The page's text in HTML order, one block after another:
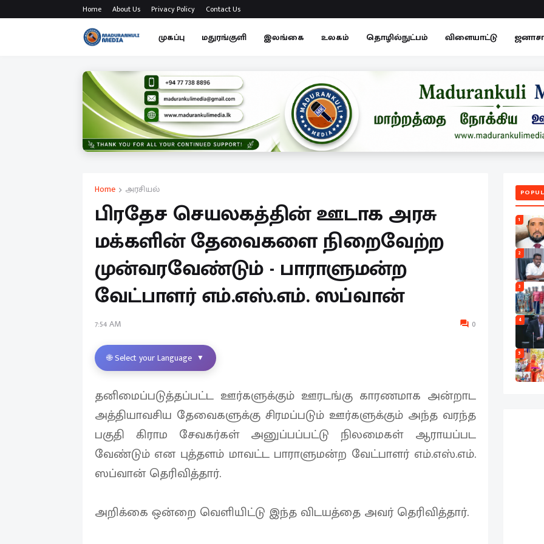
Home About Us Privacy Policy Contact Us
முகப்பு மதுரங்குளி இலங்கை உலகம் தொழில்நுட்பம் விளையாட்டு
Home அரசியல்
பிரதேச செயலகத்தின் ஊடாக அரசு
மக்களின் தேவைகளை நிறைவேற்ற
முன்வரவேண்டும் - பாராளுமன்ற
வேட்பாளர் எம்.எஸ்.எம். ஸப்வான்
7:54 AM 0
🌐 Select your Language ▼
தனிமைப்படுத்தப்பட்ட ஊர்களுக்கும் ஊரடங்கு காரணமாக அன்றாட
அத்தியாவசிய தேவைகளுக்கு சிரமப்படும் ஊர்களுக்கும் அந்த வரந்த
பகுதி கிராம சேவகர்கள் அனுப்பப்பட்டு நிலமைகள் ஆராயப்பட
வேண்டும் என புத்தளம் மாவட்ட பாராளுமன்ற வேட்பாளர் எம்.எஸ்.எம்.
ஸப்வான் தெரிவித்தார்.
அறிக்கை ஒன்றை வெளியிட்டு இந்த விடயத்தை அவர் தெரிவித்தார்.
1
2
3
4
5